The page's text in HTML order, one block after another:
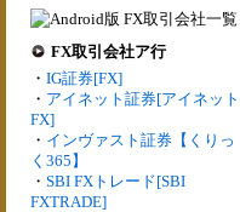
FX取引会社ア行
・ IG証券[FX]
・ アイネット証券[アイネット
FX]
・ インヴァスト証券【くりっ
く365】
・ SBI FXトレード[SBI
FXTRADE]